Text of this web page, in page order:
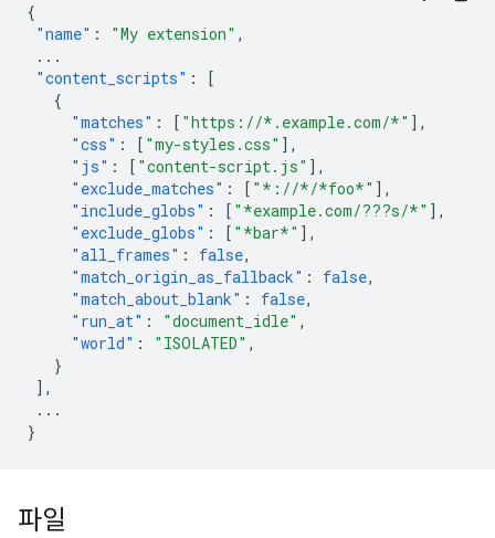
{
"name" : "My extension" ,
...
"content_scripts" :
[
{
"matches" : [ "https://*.example.com/*" ],
"css" : [ "my-styles.css" ],
"js" : [ "content-script.js" ],
"exclude_matches" : [ "*://*/*foo*" ],
"include_globs" : [ "*example.com/???s/*" ],
"exclude_globs" : [ "*bar*" ],
"all_frames" : false,
"match_origin_as_fallback" : false,
"match_about_blank" : false,
"run_at" : "document_idle" ,
"world" : "ISOLATED" ,
}
],
...
}
파일